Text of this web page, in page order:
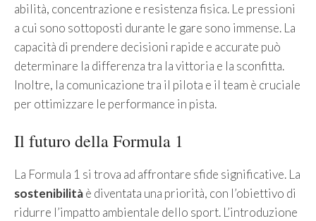
abilità, concentrazione e resistenza fisica. Le pressioni
a cui sono sottoposti durante le gare sono immense. La
capacità di prendere decisioni rapide e accurate può
determinare la differenza tra la vittoria e la sconfitta.
Inoltre, la comunicazione tra il pilota e il team è cruciale
per ottimizzare le performance in pista.
Il futuro della Formula 1
La Formula 1 si trova ad affrontare sfide significative. La
sostenibilitàè diventata una priorità, con l’obiettivo di
ridurre l’impatto ambientale dello sport. L’introduzione